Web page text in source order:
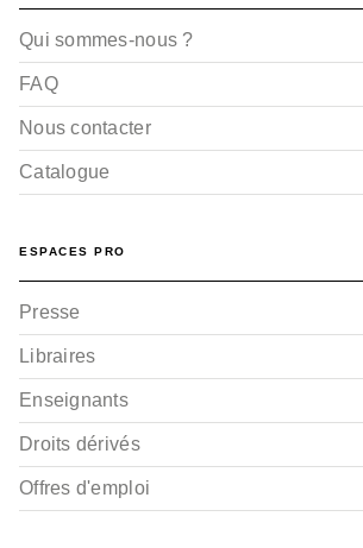
Qui sommes-nous ?
FAQ
Nous contacter
Catalogue
ESPACES PRO
Presse
Libraires
Enseignants
Droits dérivés
Offres d'emploi